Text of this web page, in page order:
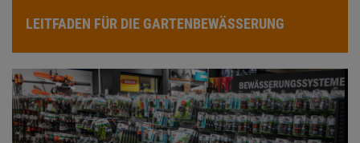
LEITFADEN FÜR DIE GARTENBEWÄSSERUNG